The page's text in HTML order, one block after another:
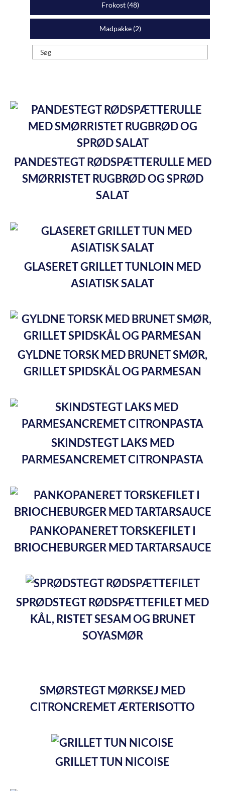
Frokost (48)
Madpakke (2)
PANDESTEGT RØDSPÆTTERULLE MED
SMØRRISTET RUGBRØD OG SPRØD
SALAT
GLASERET GRILLET TUNLOIN MED
ASIATISK SALAT
GYLDNE TORSK MED BRUNET SMØR,
GRILLET SPIDSKÅL OG PARMESAN
SKINDSTEGT LAKS MED
PARMESANCREMET CITRONPASTA
PANKOPANERET TORSKEFILET I
BRIOCHEBURGER MED TARTARSAUCE
SPRØDSTEGT RØDSPÆTTEFILET MED
KÅL, RISTET SESAM OG BRUNET
SOYASMØR
SMØRSTEGT MØRKSEJ MED
CITRONCREMET ÆRTERISOTTO
GRILLET TUN NICOISE